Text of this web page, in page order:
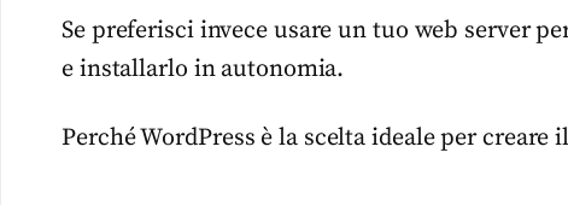
Se preferisci invece usare un tuo web server
e installarlo in autonomia.
Perché WordPress è la scelta ideale per creare